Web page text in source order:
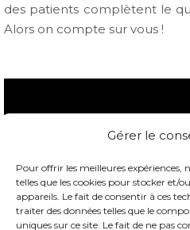
Gérer le
Pour offrir les meilleures expériences,
telles que les cookies pour stocker et/
appareils. Le fait de consentir à ces
traiter des données telles que le
uniques sur ce site. Le fait de ne pas
des patients complètent le
Alors on compte sur vous !